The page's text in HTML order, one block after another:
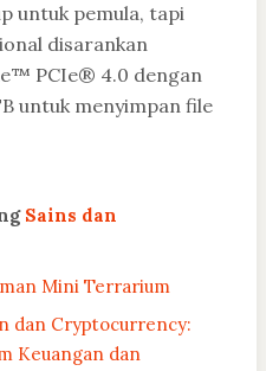
untuk pemula, tapi
disarankan
PCIe® 4.0 dengan
untuk menyimpan file
Sains dan
Mini Terrarium
dan Cryptocurrency:
Keuangan dan